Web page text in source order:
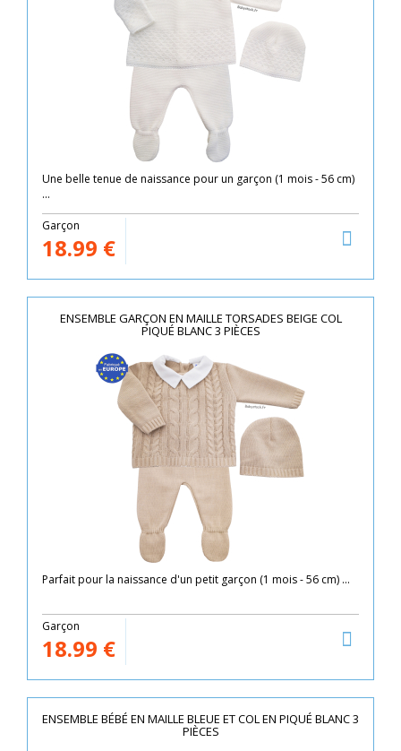
Une belle tenue de naissance pour un garçon (1 mois - 56 cm)
...
Garçon
18.99 €
ENSEMBLE GARÇON EN MAILLE TORSADES BEIGE COL
PIQUÉ BLANC 3 PIÈCES
Parfait pour la naissance d'un petit garçon (1 mois - 56 cm) ...
Garçon
18.99 €
ENSEMBLE BÉBÉ EN MAILLE BLEUE ET COL EN PIQUÉ BLANC 3
PIÈCES